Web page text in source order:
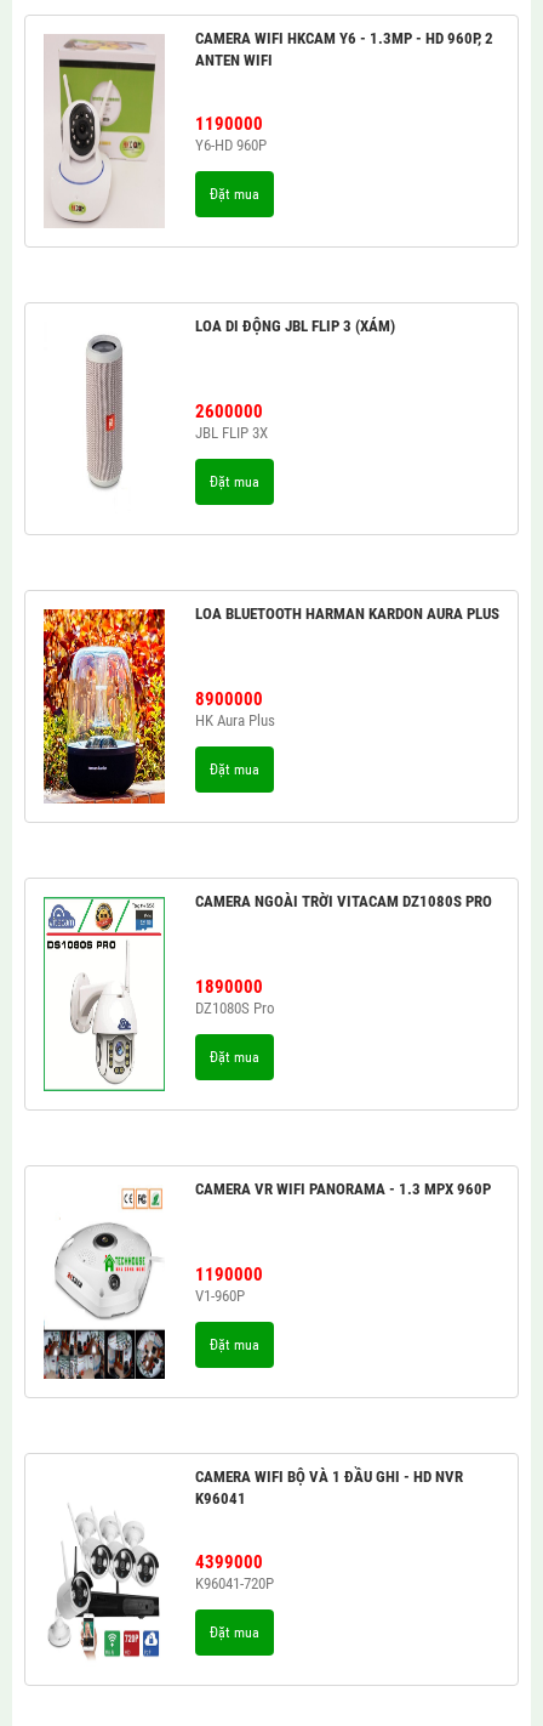
CAMERA WIFI HKCAM Y6 - 1.3MP - HD 960P, 2
ANTEN WIFI
1190000
Y6-HD 960P
Đặt mua
LOA DI ĐỘNG JBL FLIP 3 (XÁM)
2600000
JBL FLIP 3X
Đặt mua
LOA BLUETOOTH HARMAN KARDON AURA PLUS
8900000
HK Aura Plus
Đặt mua
CAMERA NGOÀI TRỜI VITACAM DZ1080S PRO
1890000
DZ1080S Pro
Đặt mua
CAMERA VR WIFI PANORAMA - 1.3 MPX 960P
1190000
V1-960P
Đặt mua
CAMERA WIFI BỘ VÀ 1 ĐẦU GHI - HD NVR
K96041
4399000
K96041-720P
Đặt mua